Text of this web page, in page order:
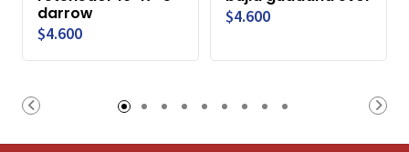
darrow
$4.600
$4.600